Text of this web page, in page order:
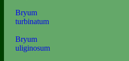
Bryum
turbinatum
Bryum
uliginosum